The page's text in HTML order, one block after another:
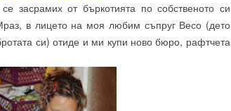
засрамих от бъркотията по собственото си
в лицето на моя любим съпруг Весо (дето
си) отиде и ми купи ново бюро, рафтчета